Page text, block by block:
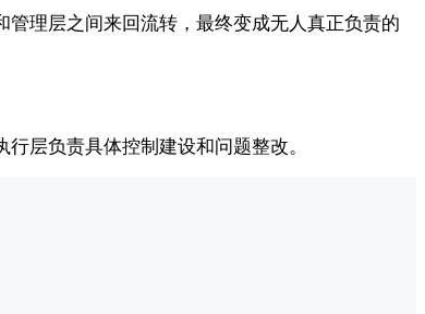
理层之间来回流转，最终变成无人真正负责的
层负责具体控制建设和问题整改。